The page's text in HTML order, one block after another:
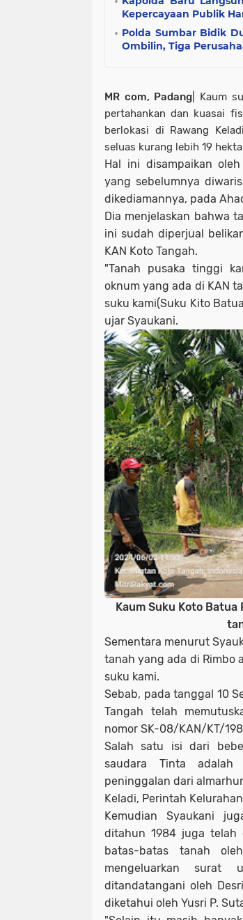
Kepercayaan Publik
Polda Sumbar Bidik
Ombilin, Tiga
MR com, Padang | Kaum
pertahankan dan kuasai
berlokasi di Rawang
seluas kurang lebih 19
Hal ini disampaikan oleh
yang sebelumnya
dikediamannya, pada
Dia menjelaskan bahwa
ini sudah diperjual
KAN Koto Tangah.
"Tanah pusaka tinggi
oknum yang ada di KAN
suku kami(Suku Kito
ujar Syaukani.
Kaum Suku Koto
Sementara menurut
tanah yang ada di Rimbo
suku kami.
Sebab, pada tanggal 10
Tangah telah
nomor SK-08/KAN/KT/
Salah satu isi dari
saudara Tinta
peninggalan dari
Keladi, Perintah
Kemudian Syaukani
ditahun 1984 juga telah
batas-batas tanah
mengeluarkan surat
ditandatangani oleh
diketahui oleh Yusri P.